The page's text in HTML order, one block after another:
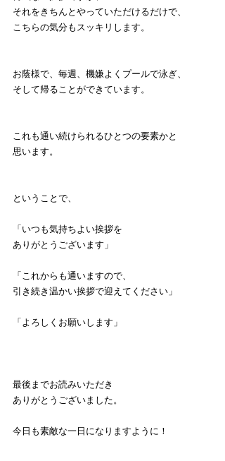
それをきちんとやっていただけるだけで、
こちらの気分もスッキリします。
お蔭様で、毎週、機嫌よくプールで泳ぎ、
そして帰ることができています。
これも通い続けられるひとつの要素かと
思います。
ということで、
「いつも気持ちよい挨拶を
ありがとうございます」
「これからも通いますので、
引き続き温かい挨拶で迎えてください」
「よろしくお願いします」
最後までお読みいただき
ありがとうございました。
今日も素敵な一日になりますように！